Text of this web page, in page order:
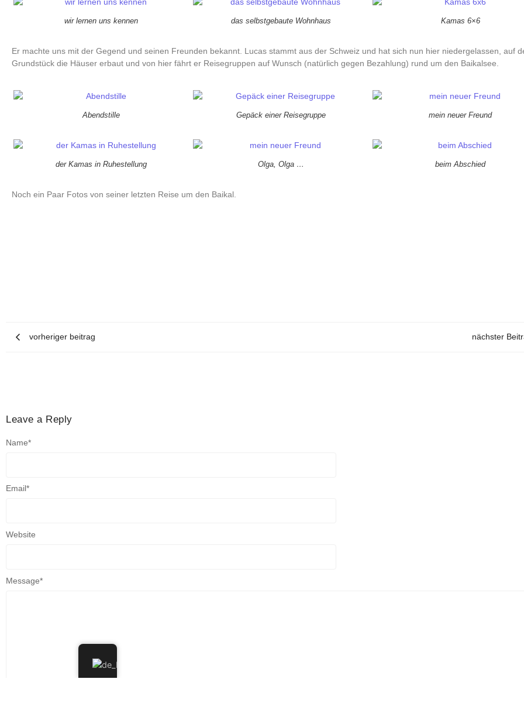
wir lernen uns kennen das selbstgebaute Wohnhaus Kamas 6×6
Er machte uns mit der Gegend und seinen Freunden bekannt. Lucas stammt aus der Schweiz und hat sich nun hier niedergelassen, auf
Grundstück die Häuser erbaut und von hier fährt er Reisegruppen auf Wunsch (natürlich gegen Bezahlung) rund um den Baikalsee.
Abendstille Gepäck einer Reisegruppe mein neuer Freund
der Kamas in Ruhestellung Olga, Olga … beim Abschied
Noch ein Paar Fotos von seiner letzten Reise um den Baikal.
vorheriger beitrag nächster
Leave a Reply
Message*
Name*
Email*
Website